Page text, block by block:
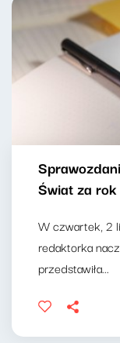
Świat za
W czwartek, 2
redaktorka
przedstawiła...